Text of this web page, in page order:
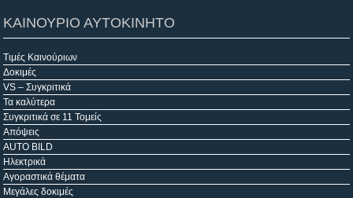
ΚΑΙΝΟΥΡΙΟ ΑΥΤΟΚΙΝΗΤΟ
Τιμές Καινούριων
Δοκιμές
VS – Συγκριτικά
Τα καλύτερα
Συγκριτικά σε 11 Τομείς
Απόψεις
AUTO BILD
Ηλεκτρικά
Αγοραστικά θέματα
Μεγάλες δοκιμές